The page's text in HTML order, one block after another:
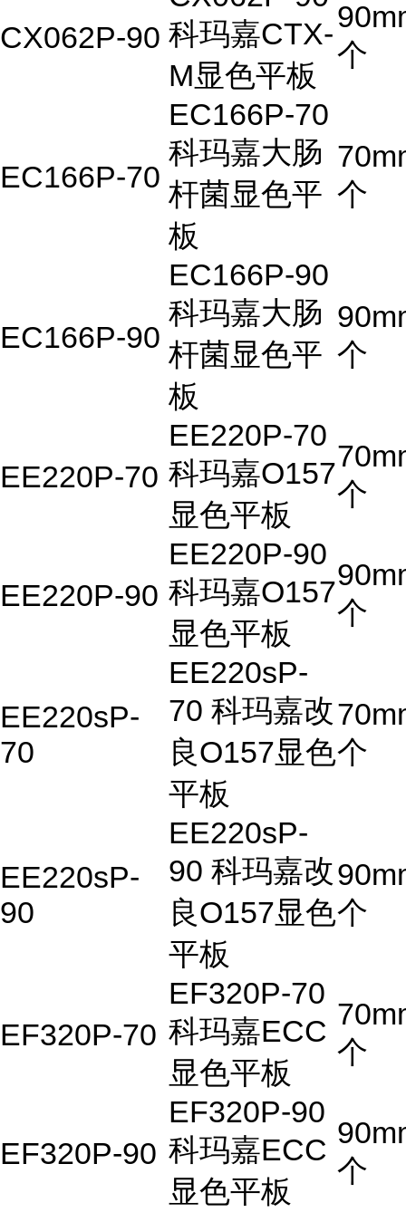
CX062P-90 科玛嘉CTX-
M显色平板
个
EC166P-70
EC166P-70
科玛嘉大肠
杆菌显色平
板
个
EC166P-90
EC166P-90
科玛嘉大肠
杆菌显色平
板
个
EE220P-70
EE220P-70
科玛嘉O157
显色平板
个
EE220P-90
EE220P-90
科玛嘉O157
显色平板
个
EE220sP-
70
EE220sP-
70 科玛嘉改
良O157显色
平板
个
EE220sP-
90
EE220sP-
90 科玛嘉改
良O157显色
平板
个
EF320P-70
EF320P-70
科玛嘉ECC
显色平板
个
EF320P-90
EF320P-90
科玛嘉ECC
显色平板
个